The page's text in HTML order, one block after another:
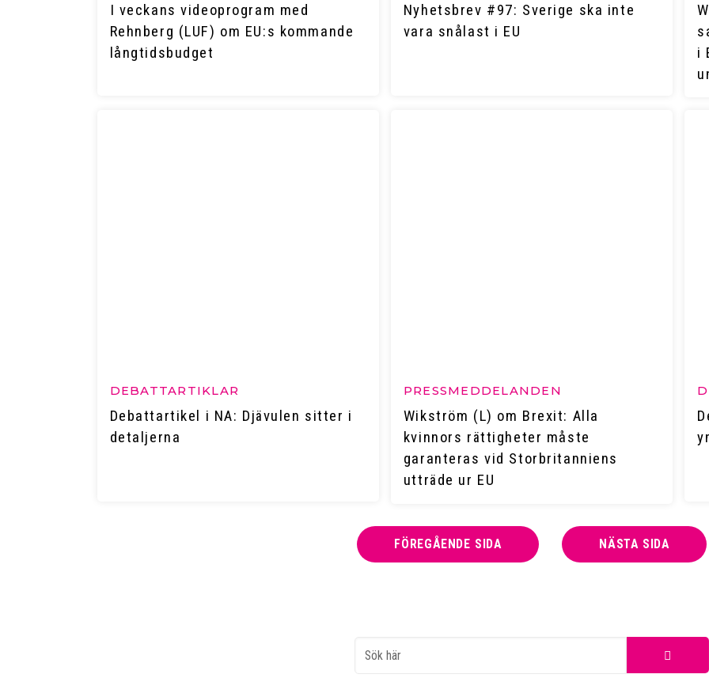
I veckans videoprogram med
Rehnberg (LUF) om EU:s kommande
långtidsbudget
Nyhetsbrev #97: Sverige ska inte
vara snålast i EU
i
DEBATTARTIKLAR
Debattartikel i NA: Djävulen sitter i
detaljerna
PRESSMEDDELANDEN
Wikström (L) om Brexit: Alla
kvinnors rättigheter måste
garanteras vid Storbritanniens
utträde ur EU
FÖREGÅENDE SIDA NÄSTA SIDA